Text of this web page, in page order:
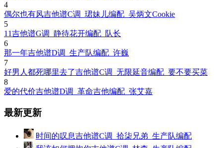
4
偶尔也有风吉他谱C调_珺妹儿编配_吴炳文Cookie
5
11吉他谱G调_静待花开编配_队长
6
那一年吉他谱D调_生产队编配_许巍
7
好男人都死哪里去了吉他谱C调_无限延音编配_要不要买菜
8
爱的代价吉他谱D调_革命吉他编配_张艾嘉
最新更新
时间的叹息吉他谱C调_拾柒兄弟_生产队编配